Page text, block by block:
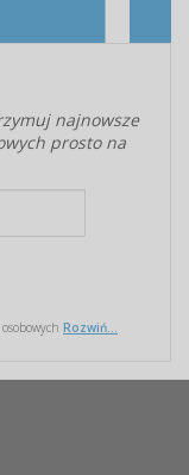
najnowsze
prosto na
Rozwiń...